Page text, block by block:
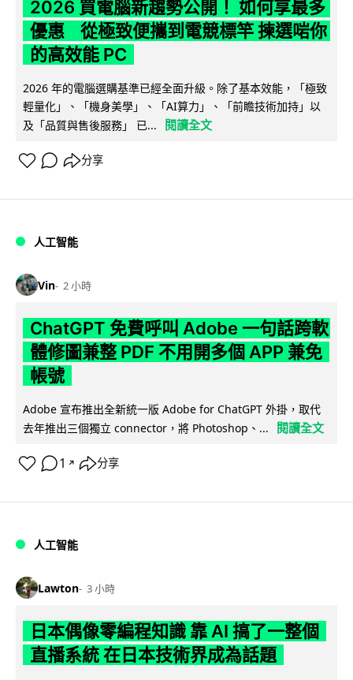
2026 買電腦新趨勢公開！ 如何享最多
優惠 從極致便攜到電競標竿 揀選啱你
的高效能 PC
2026 年的電腦選購基準已經全面升級。除了基本效能，「極致
輕量化」、「機身美學」、「AI算力」、「前瞻技術加持」以
及「品質與售後服務」 已...
閱讀全文
分享
人工智能
Vin 2 小時
ChatGPT 免費呼叫 Adobe 一句話跨軟
體修圖兼整 PDF 不用開多個 APP 兼免
帳號
Adobe 宣布推出全新統一版 Adobe for ChatGPT 外掛，取代
去年推出三個獨立 connector，將 Photoshop、...
閱讀全文
1 ↗ 分享
人工智能
Lawton 3 小時
日本偶像零編程知識 靠 AI 搞了一整個
直播系統 在日本技術界成為話題